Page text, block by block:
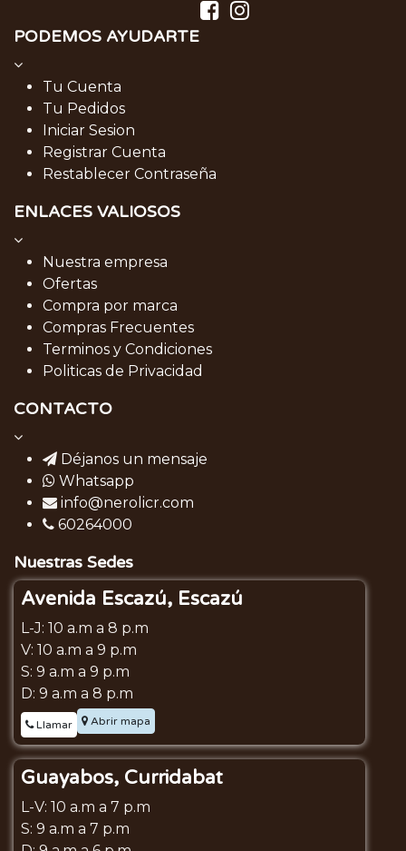
PODEMOS AYUDARTE
Tu Cuenta
Tu Pedidos
Iniciar Sesion
Registrar Cuenta
Restablecer Contraseña
ENLACES VALIOSOS
Nuestra empresa
Ofertas
Compra por marca
Compras Frecuentes
Terminos y Condiciones
Politicas de Privacidad
CONTACTO
Déjanos un mensaje
Whatsapp
info@nerolicr.com
60264000
Nuestras Sedes
Avenida Escazú, Escazú
L-J: 10 a.m a 8 p.m
V: 10 a.m a 9 p.m
S: 9 a.m a 9 p.m
D: 9 a.m a 8 p.m
Llamar Abrir mapa
Guayabos, Curridabat
L-V: 10 a.m a 7 p.m
S: 9 a.m a 7 p.m